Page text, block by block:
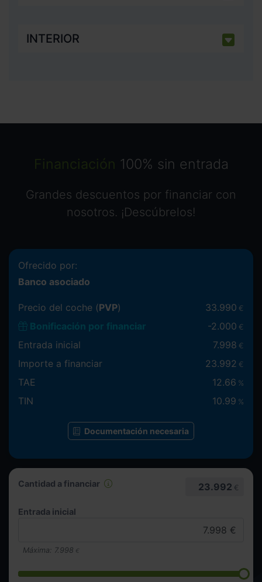
INTERIOR
Financiación 100% sin entrada
Grandes descuentos por financiar con
nosotros. ¡Descúbrelos!
Cantidad a financiar 23.992 €
Entrada inicial
Máxima: 7.998 €
Ofrecido por:
Banco asociado
Precio del coche (PVP) 33.990 €
Bonificación por financiar -2.000 €
Entrada inicial 7.998 €
Importe a financiar 23.992 €
TAE 12.66 %
TIN 10.99 %
Documentación necesaria